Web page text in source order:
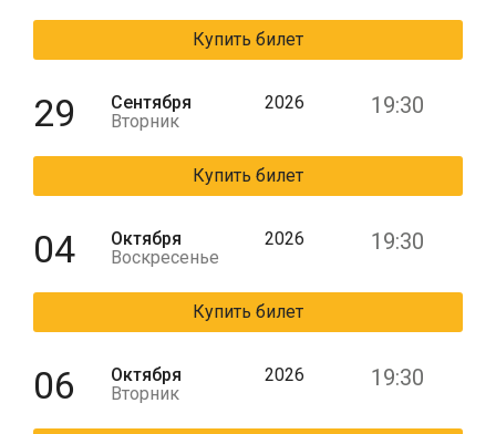
Купить билет
29
Сентября
Вторник
2026 19:30
Купить билет
04
Октября
Воскресенье
2026 19:30
Купить билет
06
Октября
Вторник
2026 19:30